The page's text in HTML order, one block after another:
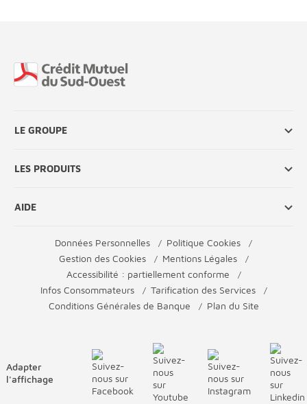
LE GROUPE
LES PRODUITS
AIDE
Données Personnelles
Politique Cookies
Gestion des Cookies
Mentions Légales
Accessibilité : partiellement conforme
Infos Consommateurs
Tarification des Services
Conditions Générales de Banque
Plan du Site
Adapter
l'affichage
Fin de page